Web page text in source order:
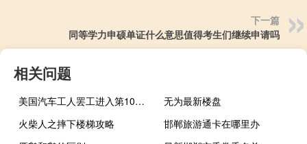
下一篇
同等学力申硕单证什么意思值得考生们继续申请吗
相关问题
美国汽车工人罢工进入第10天 谈判仍无进展
无为最新楼盘
火柴人之摔下楼梯攻略
邯郸旅游通卡在哪里办